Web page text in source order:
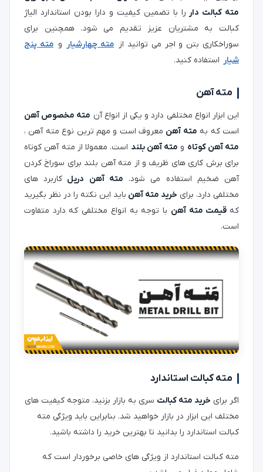
مته کبالت دار را با تضمین کیفیت و دارا بودن استاندارد الیاژ
کبالت به مشتریان عزیز تقدیم می شود. همچنین برای
سوراخکاری بتن و اجر می توانید از مته چهارشیار و مته پنج
شیار استفاده کنید.
مته آهن
این ابزار انواع مختلفی دارد و یکی از انواع آن مته مخصوص آهن
است که به مته آهن معروف است و مهم ترین نوع مته آهن ،
مته آهن کوتاه و مته آهن بلند است. معمولا از مته آهن کوتاه
برای برش کاری های ظریف و از مته آهن بلند برای سوراخ کردن
آهن ضخیم استفاده می شود. مته آهن دریل کاربرد های
مختلفی دارد. برای خرید مته آهن باید این نکته را در نظر بگیرید
که قیمت مته آهن با توجه به انواع مختلفی که دارد متفاوت
است.
مته کبالت استاندارد
اگر برای خرید مته کبالت سری به بازار بزنید، متوجه کیفیت های
مختلف این ابزار در بازار خواهید شد. بنابراین باید ویژگی مته
کبالت استاندارد را بدانید تا بهترین خرید را داشته باشید.
مته کبالت استاندارد از ویژگی های خاصی برخوردار است که